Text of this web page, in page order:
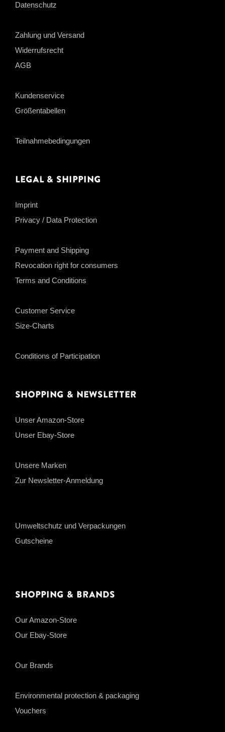
Datenschutz
Zahlung und Versand
Widerrufsrecht
AGB
Kundenservice
Größentabellen
Teilnahmebedingungen
Legal & Shipping
Imprint
Privacy / Data Protection
Payment and Shipping
Revocation right for consumers
Terms and Conditions
Customer Service
Size-Charts
Conditions of Participation
Shopping & Newsletter
Unser Amazon-Store
Unser Ebay-Store
Unsere Marken
Zur Newsletter-Anmeldung
Umweltschutz und Verpackungen
Gutscheine
Shopping & Brands
Our Amazon-Store
Our Ebay-Store
Our Brands
Environmental protection & packaging
Vouchers